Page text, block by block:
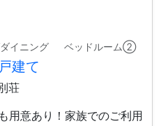
イニング ベッドルーム②
建て
荘
用意あり！家族でのご利用